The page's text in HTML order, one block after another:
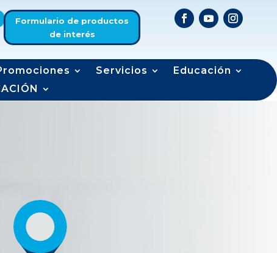
Formulario de productos
de interés
Servicios
Educación